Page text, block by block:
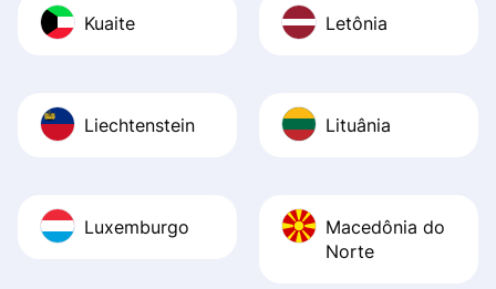
Kuaite Letônia
Liechtenstein Lituânia
Luxemburgo
Macedônia do
Norte